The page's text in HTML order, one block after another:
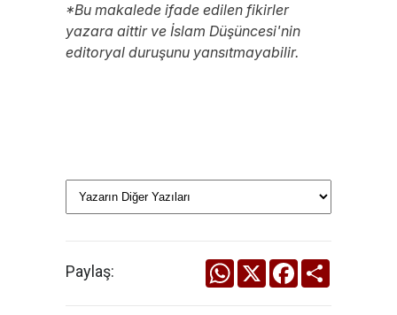
*Bu makalede ifade edilen fikirler
yazara aittir ve İslam Düşüncesi'nin
editoryal duruşunu yansıtmayabilir.
Paylaş: WhatsApp
X Facebook